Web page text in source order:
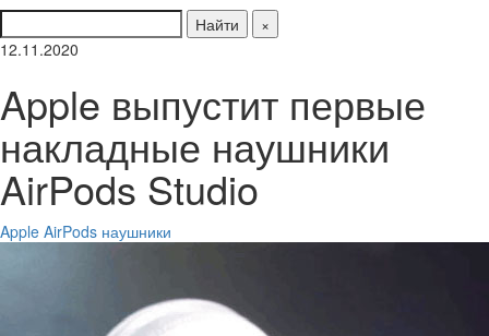
Найти
×
12.11.2020
Apple выпустит первые
накладные наушники
AirPods Studio
Apple AirPods наушники